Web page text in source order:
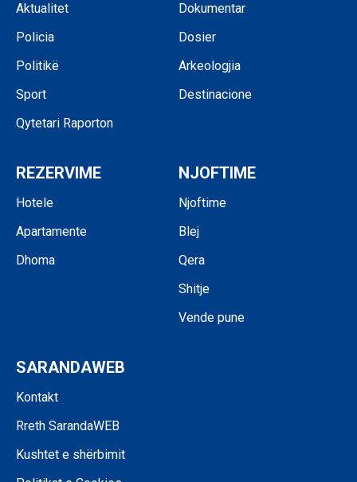
Aktualitet
Policia
Politikë
Sport
Qytetari Raporton
Dokumentar
Dosier
Arkeologjia
Destinacione
REZERVIME
Hotele
Apartamente
Dhoma
NJOFTIME
Njoftime
Blej
Qera
Shitje
Vende pune
SARANDAWEB
Kontakt
Rreth SarandaWEB
Kushtet e shërbimit